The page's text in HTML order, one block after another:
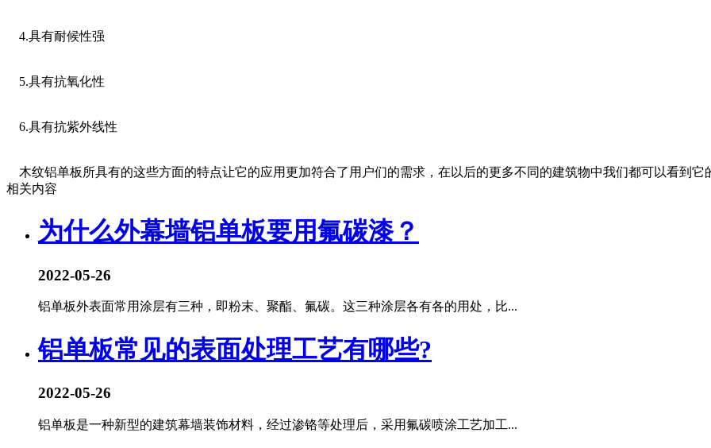
4.具有耐候性强
5.具有抗氧化性
6.具有抗紫外线性
木纹铝单板所具有的这些方面的特点让它的应用更加符合了用户们的需求，在以后的更多不同的建筑物中我们都可以看到它
相关内容
为什么外幕墙铝单板要用氟碳漆？
2022-05-26
铝单板外表面常用涂层有三种，即粉末、聚酯、氟碳。这三种涂层各有各的用处，比...
铝单板常见的表面处理工艺有哪些?
2022-05-26
铝单板是一种新型的建筑幕墙装饰材料，经过渗铬等处理后，采用氟碳喷涂工艺加工...